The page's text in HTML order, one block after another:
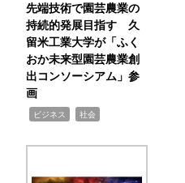
先端技術で園芸農業の
持続的発展目指す 久
留米工業大学が「ふく
おか未来型園芸農業創
出コンソーシアム」参
画
ビジネス 社会